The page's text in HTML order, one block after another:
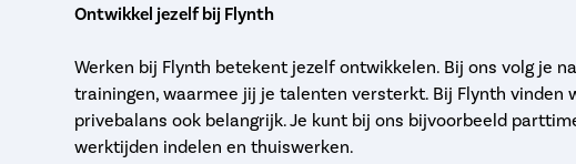
Ontwikkel jezelf bij Flynth
Werken bij Flynth betekent jezelf ontwikkelen. Bij ons volg je
trainingen, waarmee jij je talenten versterkt. Bij Flynth vinden
privebalans ook belangrijk. Je kunt bij ons bijvoorbeeld
werktijden indelen en thuiswerken.